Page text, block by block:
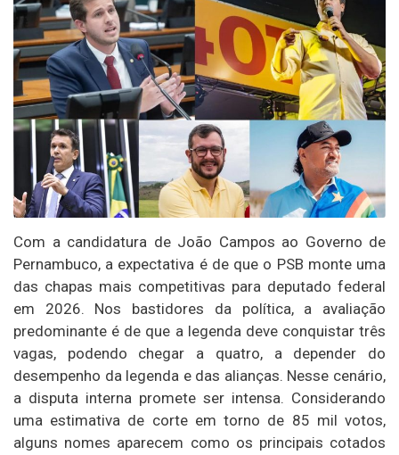
Com a candidatura de João Campos ao Governo de
Pernambuco, a expectativa é de que o PSB monte uma
das chapas mais competitivas para deputado federal
em 2026. Nos bastidores da política, a avaliação
predominante é de que a legenda deve conquistar três
vagas, podendo chegar a quatro, a depender do
desempenho da legenda e das alianças. Nesse cenário,
a disputa interna promete ser intensa. Considerando
uma estimativa de corte em torno de 85 mil votos,
alguns nomes aparecem como os principais cotados